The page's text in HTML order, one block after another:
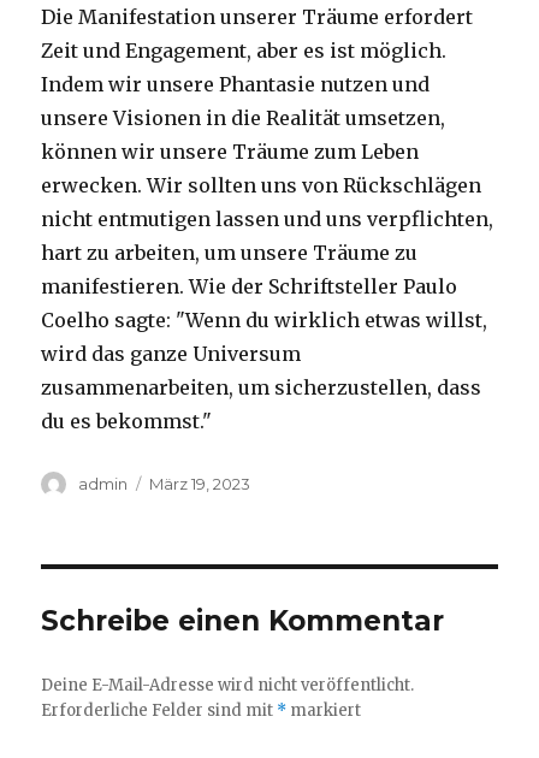
Die Manifestation unserer Träume erfordert
Zeit und Engagement, aber es ist möglich.
Indem wir unsere Phantasie nutzen und
unsere Visionen in die Realität umsetzen,
können wir unsere Träume zum Leben
erwecken. Wir sollten uns von Rückschlägen
nicht entmutigen lassen und uns verpflichten,
hart zu arbeiten, um unsere Träume zu
manifestieren. Wie der Schriftsteller Paulo
Coelho sagte: "Wenn du wirklich etwas willst,
wird das ganze Universum
zusammenarbeiten, um sicherzustellen, dass
du es bekommst."
Autor
admin
Veröffentlicht
März 19, 2023
Schreibe einen Kommentar
Deine E-Mail-Adresse wird nicht veröffentlicht.
Erforderliche Felder sind mit * markiert